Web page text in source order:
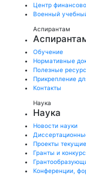
Центр
Военный
Аспирантам
Обучение
Нормативные
Полезные
Прикрепление
Контакты
Наука
Наука
Новости науки
Проекты
Гранты и
Конференции,